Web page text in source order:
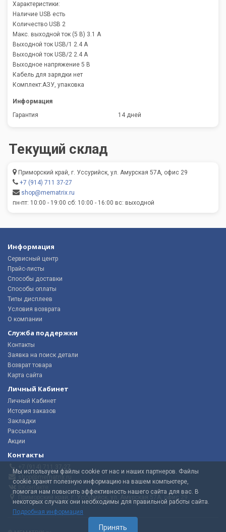
Характеристики:
Наличие USB есть
Количество USB 2
Макс. выходной ток (5 В) 3.1 А
Выходной ток USB/1 2.4 А
Выходной ток USB/2 2.4 А
Выходное напряжение 5 В
Кабель для зарядки нет
Комплект:АЗУ, упаковка
Информация
Гарантия
14 дней
Текущий склад
Приморский край, г. Уссурийск, ул. Амурская 57А, офис 29
+7 (914) 711 37-27
shop@mematrix.ru
пн-пт: 10:00 - 19:00 сб: 10:00 - 16:00 вс: выходной
Информация
Сервисный центр
Прайс-листы
Способы доставки
Способы оплаты
Типы дисплеев
Условия возврата
О компании
Служба поддержки
Контакты
Заявка на поиск детали
Возврат товара
Карта сайта
Личный Кабинет
Личный Кабинет
История заказов
Закладки
Рассылка
Акции
Контакты
+7 (914) 711 37-27
shop@mematrix.ru
ВКонтакте
Приморский край, г. Уссурийск, ул. Амурская 57А, офис 29
Мы используем файлы cookie от нас и наших партнеров. Файлы
cookie хранят полезную информацию на вашем компьютере,
помогая нам повысить эффективность нашего сайта для вас. В
некоторых случаях они необходимы для правильной работы сайта.
Подробная информация
Принять